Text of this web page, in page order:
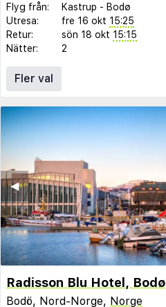
Flyg från: Kastrup - Bodø
Utresa:
fre 16 okt 15:25
Retur:
sön 18 okt 15:15
Nätter:
2
Fler val
◀︎
Radisson Blu Hotel, Bodø
Bodö, Nord-Norge, Norge